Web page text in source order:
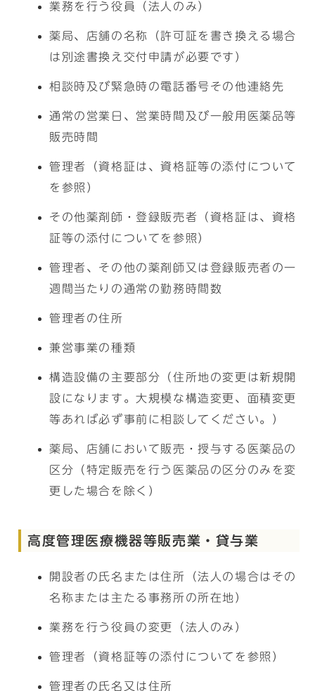
業務を行う役員（法人のみ）
薬局、店舗の名称（許可証を書き換える場合
は別途書換え交付申請が必要です）
相談時及び緊急時の電話番号その他連絡先
通常の営業日、営業時間及び一般用医薬品等
販売時間
管理者（資格証は、資格証等の添付について
を参照）
その他薬剤師・登録販売者（資格証は、資格
証等の添付についてを参照）
管理者、その他の薬剤師又は登録販売者の一
週間当たりの通常の勤務時間数
管理者の住所
兼営事業の種類
構造設備の主要部分（住所地の変更は新規開
設になります。大規模な構造変更、面積変更
等あれば必ず事前に相談してください。）
薬局、店舗において販売・授与する医薬品の
区分（特定販売を行う医薬品の区分のみを変
更した場合を除く）
高度管理医療機器等販売業・貸与業
開設者の氏名または住所（法人の場合はその
名称または主たる事務所の所在地）
業務を行う役員の変更（法人のみ）
管理者（資格証等の添付についてを参照）
管理者の氏名又は住所